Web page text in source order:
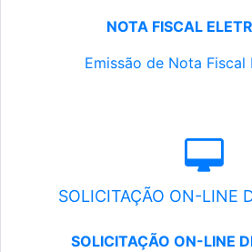
NOTA FISCAL
Emissão de Nota Fiscal
SOLICITAÇÃO ON-LINE
SOLICITAÇÃO ON-LINE